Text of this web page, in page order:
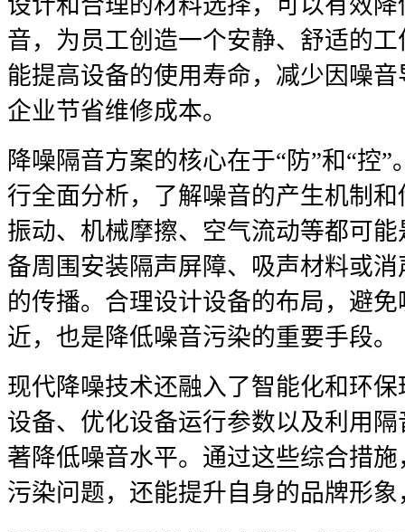
设计和合理的材料选择，可以有效
音，为员工创造一个安静、舒适的
能提高设备的使用寿命，减少因噪
企业节省维修成本。
降噪隔音方案的核心在于“防”和“控
行全面分析，了解噪音的产生机制
振动、机械摩擦、空气流动等都可
备周围安装隔声屏障、吸声材料或
的传播。合理设计设备的布局，避
近，也是降低噪音污染的重要手段。
现代降噪技术还融入了智能化和环
设备、优化设备运行参数以及利用
著降低噪音水平。通过这些综合措
污染问题，还能提升自身的品牌形